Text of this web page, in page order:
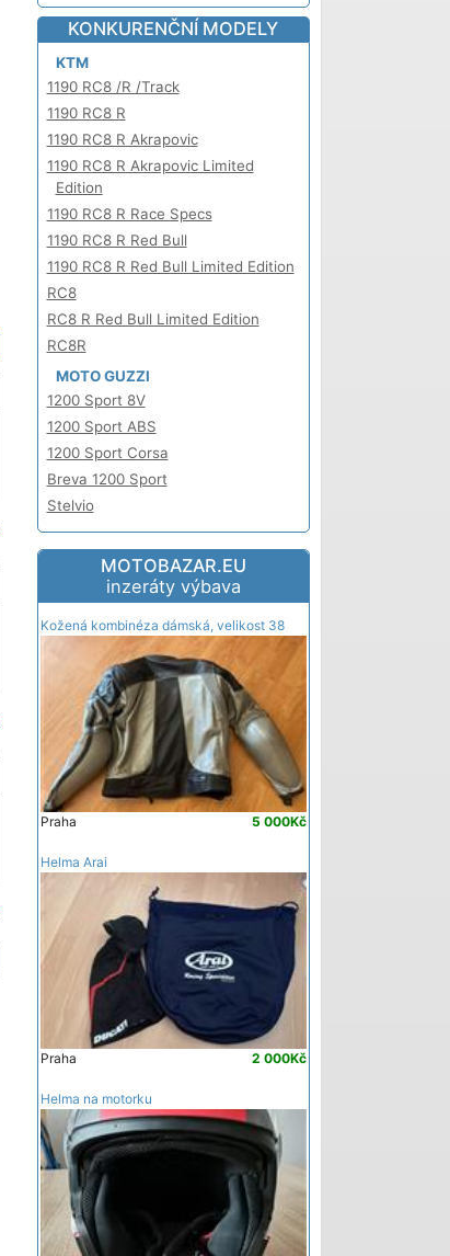
KONKURENČNÍ MODELY
KTM
1190 RC8 /R /Track
1190 RC8 R
1190 RC8 R Akrapovic
1190 RC8 R Akrapovic Limited
Edition
1190 RC8 R Race Specs
1190 RC8 R Red Bull
1190 RC8 R Red Bull Limited Edition
RC8
RC8 R Red Bull Limited Edition
RC8R
MOTO GUZZI
1200 Sport 8V
1200 Sport ABS
1200 Sport Corsa
Breva 1200 Sport
Stelvio
MOTOBAZAR.EU
inzeráty výbava
Kožená kombinéza dámská, velikost 38
5 000Kč
Praha
Helma Arai
2 000Kč
Praha
Helma na motorku